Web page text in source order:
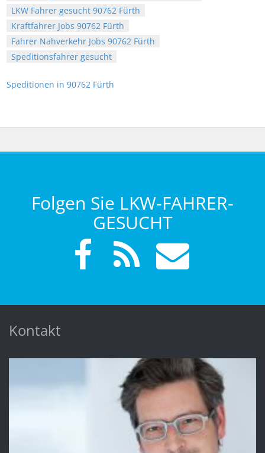
LKW Fahrer gesucht 90762 Fürth
Kraftfahrer Jobs 90762 Fürth
Fahrer Nahverkehr Jobs 90762 Fürth
Speditionsfahrer gesucht
Speditionen in 90762 Fürth
Folgen Sie LKW-FAHRER-
GESUCHT
Kontakt